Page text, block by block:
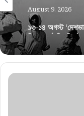
August 9, 2026
১৩-১৪ অগস্ট
বিশেষ কর্মসূচির নির্দেশ